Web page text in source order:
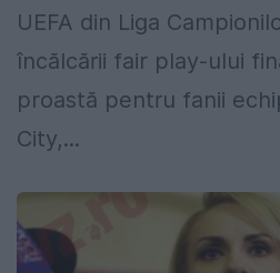
UEFA din Liga
încălcării fair play-ului
proastă pentru fanii
City,...